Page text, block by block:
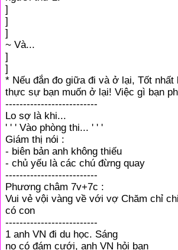
]
]
]
~ Và...
]
]
* Nếu đắn đo giữa đi và ở lại, Tốt nhất
thực sự bạn muốn ở lại! Việc gì bạn
--------------------------
Lo sợ là khi...
' ' ' Vào phòng thi... ' ' '
Giám thị nói :
- biên bản anh không thiếu
- chủ yếu là các chú đừng quay
--------------------------
Phương châm 7v+7c :
Vui vẻ vội vàng về với vợ Chăm chỉ
có con
--------------------------
1 anh VN đi du học. Sáng
nọ có đám cưới, anh VN hỏi bạn